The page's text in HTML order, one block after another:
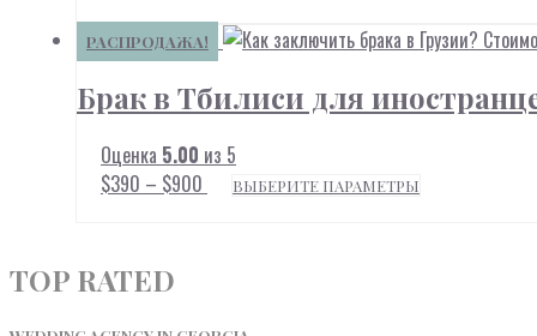
РАСПРОДАЖА!
Брак в Тбилиси для
Оценка 5.00 из 5
$390 – $900 Диапазон
цен:ВЫБЕРИТЕ ПАРАМЕТРЫ
TOP RATED